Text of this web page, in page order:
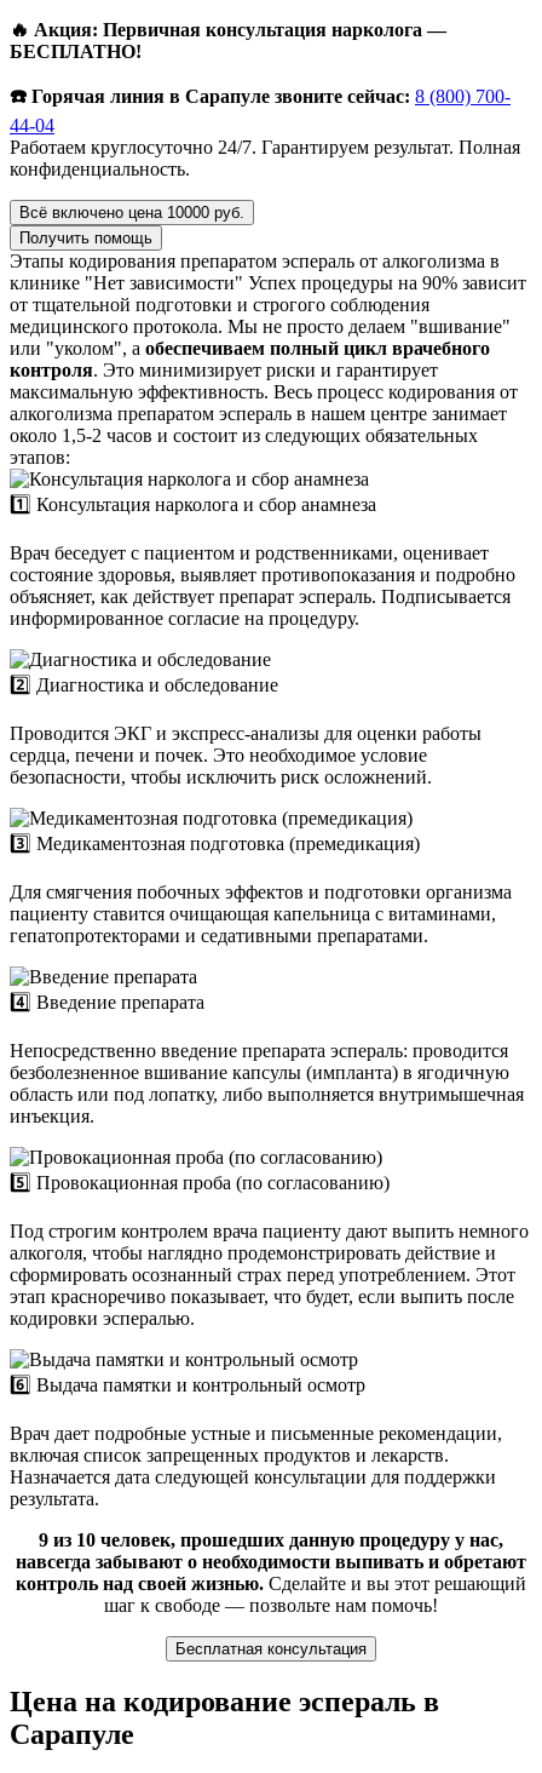
🔥 Акция: Первичная консультация нарколога —
БЕСПЛАТНО!
☎️ Горячая линия в Сарапуле звоните сейчас: 8 (800) 700-
44-04
Работаем круглосуточно 24/7. Гарантируем результат. Полная
конфиденциальность.
Всё включено цена 10000 руб.
Получить помощь
Этапы кодирования препаратом эспераль от алкоголизма в
клинике "Нет зависимости" Успех процедуры на 90% зависит
от тщательной подготовки и строгого соблюдения
медицинского протокола. Мы не просто делаем "вшивание"
или "уколом", а обеспечиваем полный цикл врачебного
контроля. Это минимизирует риски и гарантирует
максимальную эффективность. Весь процесс кодирования от
алкоголизма препаратом эспераль в нашем центре занимает
около 1,5-2 часов и состоит из следующих обязательных
этапов:
1️⃣ Консультация нарколога и сбор анамнеза
Врач беседует с пациентом и родственниками, оценивает
состояние здоровья, выявляет противопоказания и подробно
объясняет, как действует препарат эспераль. Подписывается
информированное согласие на процедуру.
2️⃣ Диагностика и обследование
Проводится ЭКГ и экспресс-анализы для оценки работы
сердца, печени и почек. Это необходимое условие
безопасности, чтобы исключить риск осложнений.
3️⃣ Медикаментозная подготовка (премедикация)
Для смягчения побочных эффектов и подготовки организма
пациенту ставится очищающая капельница с витаминами,
гепатопротекторами и седативными препаратами.
4️⃣ Введение препарата
Непосредственно введение препарата эспераль: проводится
безболезненное вшивание капсулы (импланта) в ягодичную
область или под лопатку, либо выполняется внутримышечная
инъекция.
5️⃣ Провокационная проба (по согласованию)
Под строгим контролем врача пациенту дают выпить немного
алкоголя, чтобы наглядно продемонстрировать действие и
сформировать осознанный страх перед употреблением. Этот
этап красноречиво показывает, что будет, если выпить после
кодировки эспералью.
6️⃣ Выдача памятки и контрольный осмотр
Врач дает подробные устные и письменные рекомендации,
включая список запрещенных продуктов и лекарств.
Назначается дата следующей консультации для поддержки
результата.
9 из 10 человек, прошедших данную процедуру у нас,
навсегда забывают о необходимости выпивать и обретают
контроль над своей жизнью. Сделайте и вы этот решающий
шаг к свободе — позвольте нам помочь!
Бесплатная консультация
Цена на кодирование эспераль в
Сарапуле